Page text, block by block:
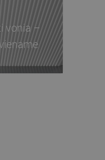
vonia –